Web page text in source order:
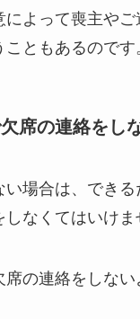
によって喪主やご
ともあるのです
席の連絡をし
い場合は、でき
なくてはいけま
席の連絡をしない